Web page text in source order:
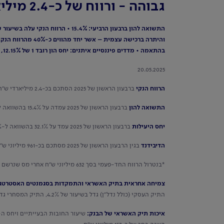
גבוהה - ורווח של כ-2.4 מיליארדי ש"ח ברבעון הראשון של 2025
בהתאמה • מדדים פיננסיים איתנים: יחס הון רובד 1 של 12.15%, יחס הון כולל של 14.83% ויחס כיסוי נזילות של 124%
20.05.2025
הרווח הנקי ברבעון הראשון של 2025 הסתכם בכ-2.4 מיליארדי ש"ח בהשוואה לכ-2.1 מיליארדי ₪ ברבעון המקביל אשתקד*.
התשואה להון ברבעון הראשון של 2025 עמדה על 15.4% בהשוואה ל-15.6% ברבעון המקביל אשתקד*.
יחס היעילות ברבעון הראשון של 2025 עמד על 32.1% בהשוואה ל-33.4% ברבעון המקביל אשתקד*.
הדיבידנדבגין הרבעון הראשון של 2025 מסתכם בכ-961 מיליוני ש"ח, מתוכם כ-721 מיליוני ש"ח דיבידנד במזומן והיתרה ברכישה עצמית. הדיבידנד והרכישה העצמית מסתכמים לכ-40% מהרווח הנקי לרבעון.
*בנטרול הרווח החד-פעמי בסך 632 מיליוני ש"ח אחרי מס שנרשם ברבעון המקביל אשתקד בגין מכירת בנייני מטה הבנק בת"א.
צמיחה אחראית בתיק האשראי והתמקדות בסגמנטים
התיק העסקי (כולל נדל"ן) גדל בשיעור של 4.2%, התיק המסחרי גדל בשיעור של 0.8% ותיק המשכנתאות גדל בשיעור של כ-1.2%.
איכות תיק האשראי של הבנק: